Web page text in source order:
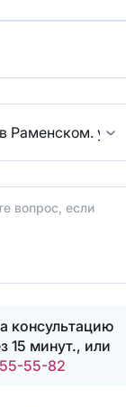
Раменском. ул.
вопрос, если
консультацию
15 минут., или
55-82